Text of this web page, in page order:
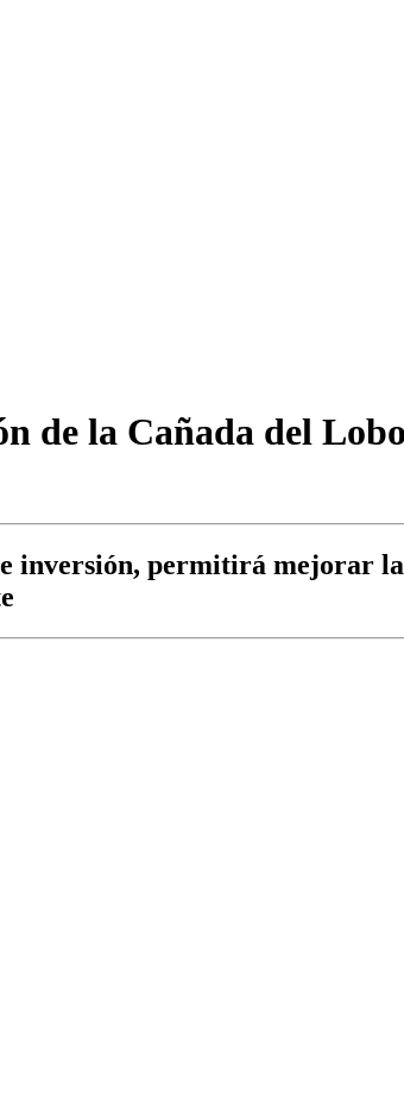
de la Cañada del
inversión, permitirá mejorar